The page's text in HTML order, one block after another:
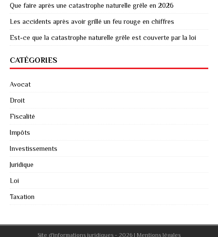
Que faire après une catastrophe naturelle grêle en 2026
Les accidents après avoir grillé un feu rouge en chiffres
Est-ce que la catastrophe naturelle grêle est couverte par la loi
CATÉGORIES
Avocat
Droit
Fiscalité
Impôts
Investissements
Juridique
Loi
Taxation
Site d'informations juridiques - 2026 | Mentions légales